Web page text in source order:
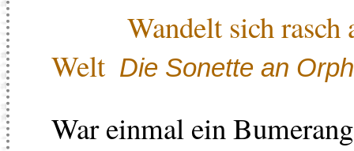
Wandelt sich rasch
Welt Die Sonette an
War einmal ein